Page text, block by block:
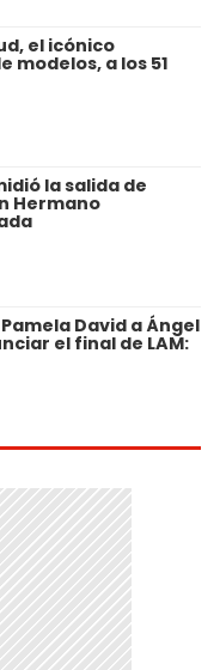
el icónico
modelos, a los 51
la salida de
Hermano
David a Ángel
el final de LAM: